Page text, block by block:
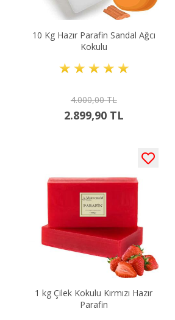
10 Kg Hazır Parafin Sandal Ağcı
Kokulu
4.000,00 TL
2.899,90 TL
1 kg Çilek Kokulu Kırmızı Hazır
Parafin